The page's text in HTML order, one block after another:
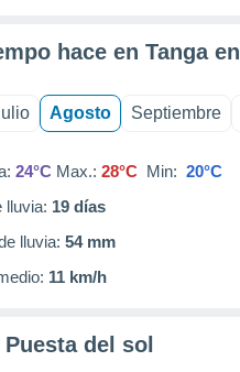
hace en Tanga en
Agosto Septiembre
24°C Max.: 28°C Min: 20°C
lluvia: 19 días
lluvia: 54 mm
11 km/h
del sol